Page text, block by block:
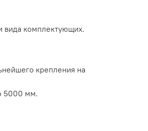
вида комплектующих.
крепления на
5000 мм.